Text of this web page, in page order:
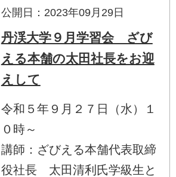
公開日：2023年09月29日
丹渓大学９月学習会 ざび
える本舗の太田社長をお迎
えして
令和５年９月２７日（水）１
０時～
講師：ざびえる本舗代表取締
役社長 太田清利氏学級生と